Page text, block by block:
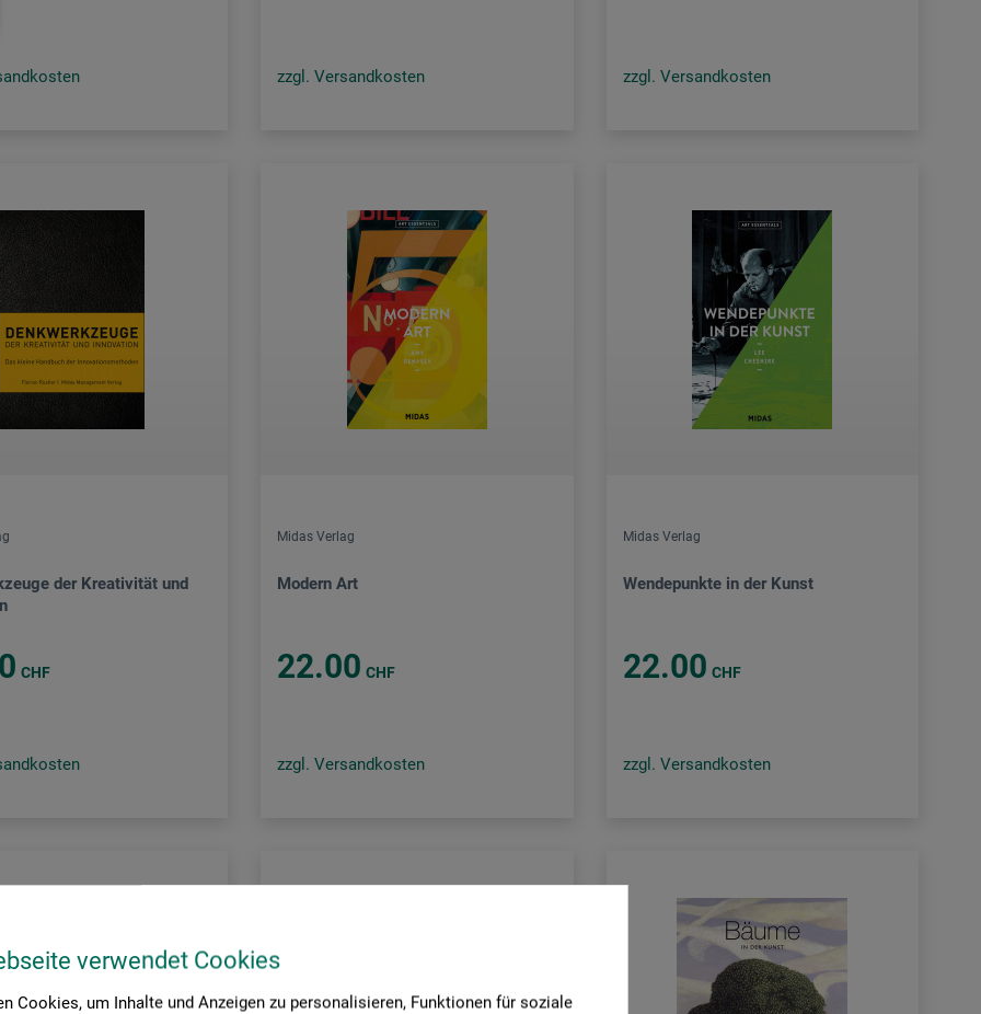
verwendet Cookies
Cookies, um Inhalte und Anzeigen zu personalisieren, Funktionen für soziale
zzgl. Versandkosten zzgl. Versandkosten
der Kreativität und
CHF
Midas Verlag
Modern Art
22.00 CHF
zzgl. Versandkosten
Midas Verlag
Wendepunkte in der Kunst
22.00 CHF
zzgl. Versandkosten